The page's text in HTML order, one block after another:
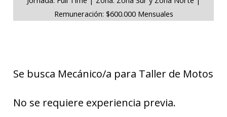
Remuneración: $600.000 Mensuales
Se busca Mecánico/a para Taller de Motos
No se requiere experiencia previa.